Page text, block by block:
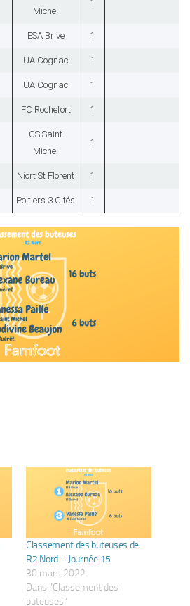
Michel
1
ESA Brive 1
UA Cognac 1
UA Cognac 1
FC Rochefort 1
CS Saint
Michel
1
Niort St Florent 1
Poitiers 3 Cités 1
Classement des buteuses de
R2 Nord – Journée 15
30 mars 2022
Dans "Classement des
buteuses"